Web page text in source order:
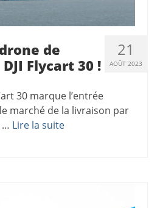
21
AOÛT 2023
de
Flycart 30 !
30 marque l’entrée
marché de la livraison par
… Lire la suite